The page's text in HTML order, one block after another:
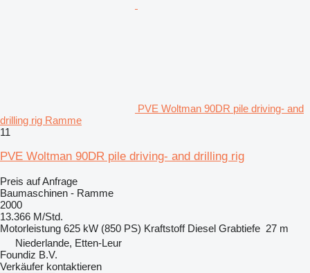
PVE Woltman 90DR pile driving- and
drilling rig Ramme
11
PVE Woltman 90DR pile driving- and drilling rig
Preis auf Anfrage
Baumaschinen - Ramme
2000
13.366 M/Std.
Motorleistung 625 kW (850 PS) Kraftstoff Diesel Grabtiefe 27 m
Niederlande, Etten-Leur
Foundiz B.V.
Verkäufer kontaktieren